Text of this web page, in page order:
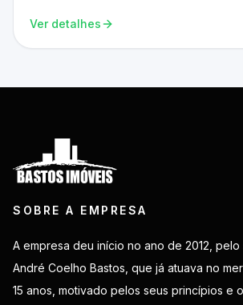
Ver detalhes
SOBRE A EMPRESA
A empresa deu início no ano de 2012,
André Coelho Bastos, que já atuava no
15 anos, motivado pelos seus princípios e